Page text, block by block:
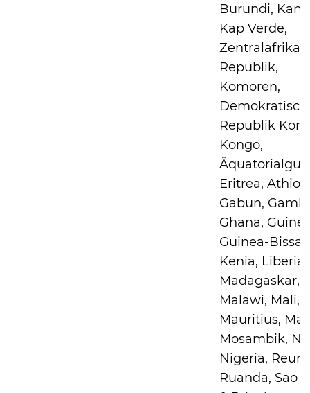
Burundi,
Kap Verde,
Republik,
Komoren,
Republik
Kongo,
Eritrea,
Gabun,
Ghana,
Guinea-
Kenia, Liberia,
Madagaskar,
Malawi, Mali,
Mauritius,
Mosambik,
Nigeria,
Ruanda, Sao